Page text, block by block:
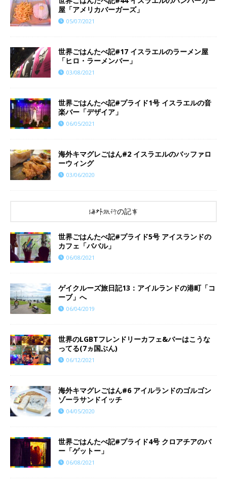
屋「アメリカバーガーズ」
05/07/2021
世界ごはんたべ記#17 イスラエルのラーメン屋
「ヒロ・ラーメンバー」
03/08/2021
世界ごはんたべ記#プライド1号 イスラエルの音
楽バー「デザイア」
06/05/2021
海外キマグレごはん#2 イスラエルのバッファロ
ーウィング
03/06/2020
海外旅行の記事
世界ごはんたべ記#プライド5号 アイスランドの
カフェ「ババル」
06/08/2021
ゲイクルーズ旅日記13：アイルランドの港町「コ
ーブ」へ
06/04/2019
世界のLGBTフレンドリーカフェ&バーはこうな
ってる(7ヵ国ぶん)
06/12/2021
海外キマグレごはん#6 アイルランドのゴルゴン
ゾーラサンドイッチ
04/05/2020
世界ごはんたべ記#プライド4号 クロアチアのバ
ー「ゲットー」
06/08/2021